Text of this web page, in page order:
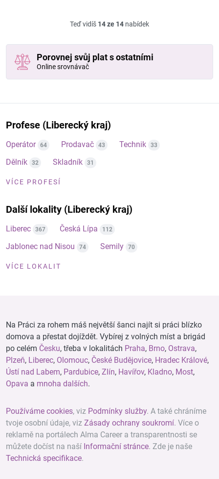
Teď vidíš 14 ze 14 nabídek
Porovnej svůj plat s ostatními
Online srovnávač
Profese (Liberecký kraj)
Operátor 64 Prodavač 43 Technik 33
Dělník 32 Skladník 31
VÍCE PROFESÍ
Další lokality (Liberecký kraj)
Liberec 367 Česká Lípa 112
Jablonec nad Nisou 74 Semily 70
VÍCE LOKALIT
Na Práci za rohem máš největší šanci najít si práci blízko
domova a přestat dojíždět. Vybírej z volných míst a brigád
po celém Česku, třeba v lokalitách Praha, Brno, Ostrava,
Plzeň, Liberec, Olomouc, České Budějovice, Hradec Králové,
Ústí nad Labem, Pardubice, Zlín, Havířov, Kladno, Most,
Opava a mnoha dalších.
Používáme cookies, viz Podmínky služby. A také chráníme
tvoje osobní údaje, viz Zásady ochrany soukromí. Více o
reklamě na portálech Alma Career a transparentnosti se
můžete dočíst na naší Informační stránce. Zde je naše
Technická specifikace.